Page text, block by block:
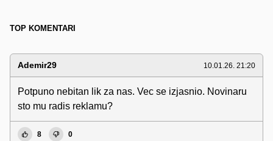
TOP KOMENTARI
Ademir29 10.01.26. 21:20
Potpuno nebitan lik za nas. Vec se izjasnio. Novinaru
sto mu radis reklamu?
8 0